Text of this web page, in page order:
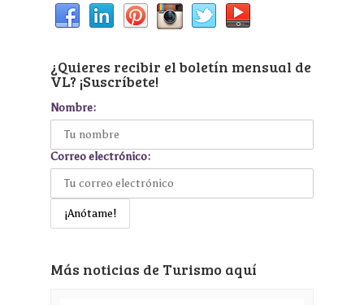
¿Quieres recibir el boletín mensual de
VL? ¡Suscríbete!
Nombre:
Correo electrónico:
Más noticias de Turismo aquí